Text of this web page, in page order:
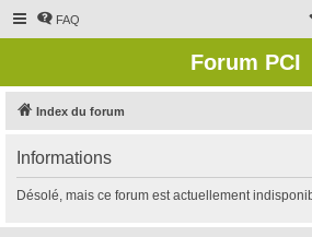
FAQ
Forum PCI
Index du forum
Informations
Désolé, mais ce forum est actuellement